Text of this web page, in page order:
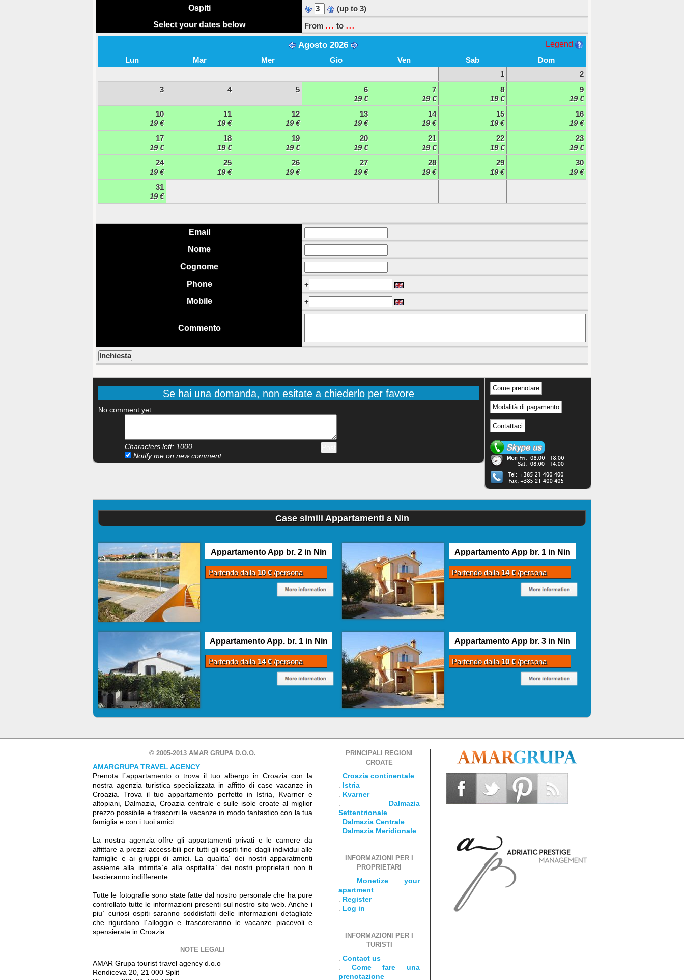
Ospiti
(up to 3)
Select your dates below
From ... to ...
Legend
Agosto 2026
Lun Mar Mer Gio Ven Sab
Dom
1
2
3
4 5
6
19 €
7
19 €
8
19 €
9
19 €
10
19 €
11
19 €
12
19 €
13
19 €
14
19 €
15
19 €
16
19 €
17
19 €
18
19 €
19
19 €
20
19 €
21
19 €
22
19 €
23
19 €
24
19 €
25
19 €
26
19 €
27
19 €
28
19 €
29
19 €
30
19 €
31
19 €
Email
Nome
Cognome
Phone
+
Mobile
+
Commento
Se hai una domanda, non esitate a chiederlo per favore
No comment yet
Characters left: 1000
Notify me on new comment
Come prenotare
Modalità di pagamento
Contattaci
Case simili Appartamenti a Nin
Appartamento App br. 2 in Nin
Partendo dalla 10 €/persona
Appartamento App br. 1 in Nin
Partendo dalla 14 €/persona
Appartamento App. br. 1 in Nin
Partendo dalla 14 €/persona
Appartamento App br. 3 in Nin
Partendo dalla 10 €/persona
© 2005-2013 AMAR GRUPA D.O.O.
AMARGRUPA TRAVEL AGENCY
Prenota l´appartamento o trova il tuo albergo in Croazia con la
nostra agenzia turistica specializzata in affitto di case vacanze in
Croazia. Trova il tuo appartamento perfetto in Istria, Kvarner e
altopiani, Dalmazia, Croazia centrale e sulle isole croate al miglior
prezzo possibile e trascorri le vacanze in modo fantastico con la tua
famiglia e con i tuoi amici.
La nostra agenzia offre gli appartamenti privati e le camere da
affittare a prezzi accessibili per tutti gli ospiti fino dagli individui alle
famiglie e ai gruppi di amici. La qualita´ dei nostri apparatmenti
assieme alla intimita`e alla ospitalita` dei nostri proprietari non ti
lascieranno indifferente.
Tutte le fotografie sono state fatte dal nostro personale che ha pure
controllato tutte le informazioni presenti sul nostro sito web. Anche i
piu` curiosi ospiti saranno soddisfatti delle informazioni detagliate
che rigurdano l´alloggio e trascoreranno le vacanze piacevoli e
spensierate in Croazia.
NOTE LEGALI
AMAR Grupa tourist travel agency d.o.o
Rendiceva 20, 21 000 Split
PRINCIPALI REGIONI
CROATE
Croazia continentale
Istria
Kvarner
Dalmazia
Settentrionale
Dalmazia Centrale
Dalmazia Meridionale
INFORMAZIONI PER I
PROPRIETARI
Monetize your
apartment
Register
Log in
INFORMAZIONI PER I
TURISTI
Contact us
Come fare una
prenotazione